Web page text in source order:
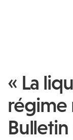
« La
régime